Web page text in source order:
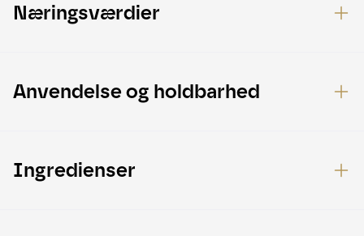
Næringsværdier
Anvendelse og holdbarhed
Ingredienser